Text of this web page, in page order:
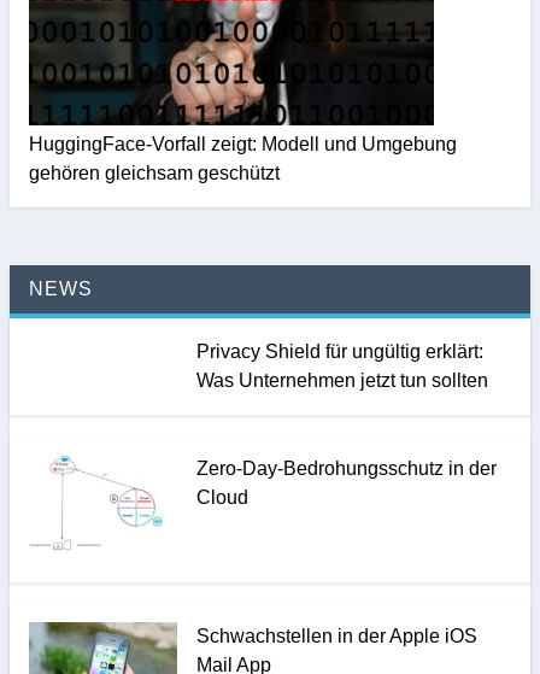
HuggingFace-Vorfall zeigt: Modell und Umgebung
gehören gleichsam geschützt
NEWS
Privacy Shield für ungültig erklärt:
Was Unternehmen jetzt tun sollten
Zero-Day-Bedrohungsschutz in der
Cloud
Schwachstellen in der Apple iOS
Mail App